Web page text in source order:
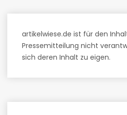
artikelwiese.de ist für den
Pressemitteilung nicht
sich deren Inhalt zu eigen.